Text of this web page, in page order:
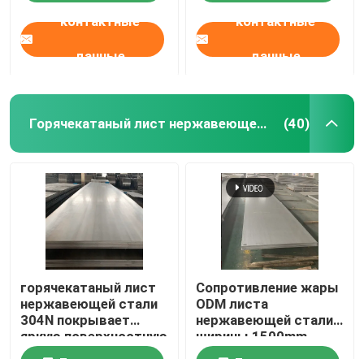
контактные
данные
контактные
данные
Горячекатаный лист нержавеющей стали (40)
горячекатаный лист
нержавеющей стали
304N покрывает
яркую поверхностную
анти- корозию
Сопротивление жары
ODM листа
нержавеющей стали
ширины 1500mm
горячекатаное